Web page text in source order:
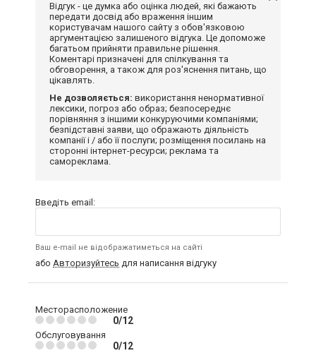
Відгук - це думка або оцінка людей, які бажають
передати досвід або враження іншим
користувачам нашого сайту з обов'язковою
аргументацією залишеного відгука. Це допоможе
багатьом прийняти правильне рішення.
Коментарі призначені для спілкування та
обговорення, а також для роз'яснення питань, що
цікавлять.
Не дозволяється: використання ненормативної
лексики, погроз або образ; безпосереднє
порівняння з іншими конкуруючими компаніями;
безпідставні заяви, що ображають діяльність
компанії і / або її послуги; розміщення посилань на
сторонні інтернет-ресурси; реклама та
самореклама.
Введіть email:
Ваш e-mail не відображатиметься на сайті
або Авторизуйтесь для написання відгуку
Месторасположение
0/12
Обслуговування
0/12